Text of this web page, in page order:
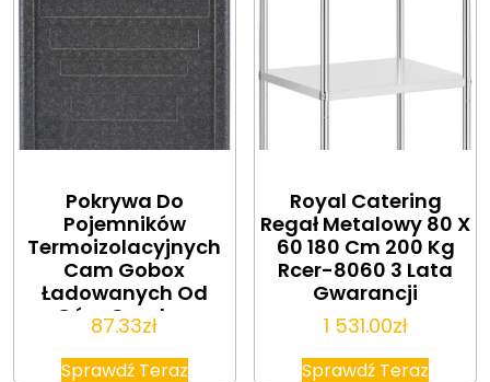
Pokrywa Do
Pojemników
Termoizolacyjnych
Cam Gobox
Ładowanych Od
Góry Cambro
Czarna Czarny
600X400X(H)34Mm
87.33zł
Sprawdź Teraz
Royal Catering
Regał Metalowy 80 X
60 180 Cm 200 Kg
Rcer-8060 3 Lata
Gwarancji
1 531.00zł
Sprawdź Teraz